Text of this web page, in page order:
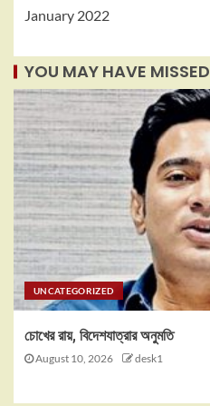
January 2022
YOU MAY HAVE MISSED
UNCATEGORIZED
চোখের রায়, বিদেশযাত্রার অনুমতি
August 10, 2026 desk1